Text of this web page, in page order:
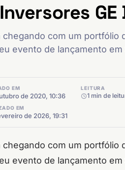
GE
chegando com um
evento de lançamento
EM
de 2020, 10:36
EM
de 2026, 19:31
LEITURA
1 min de
chegando com um
evento de lançamento